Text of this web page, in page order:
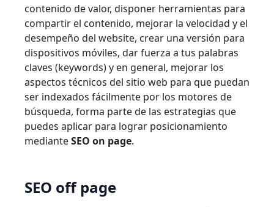
contenido de valor, disponer herramientas para
compartir el contenido, mejorar la velocidad y el
desempeño del website, crear una versión para
dispositivos móviles, dar fuerza a tus palabras
claves (keywords) y en general, mejorar los
aspectos técnicos del sitio web para que puedan
ser indexados fácilmente por los motores de
búsqueda, forma parte de las estrategias que
puedes aplicar para lograr posicionamiento
medianteSEO on page.
SEO off page